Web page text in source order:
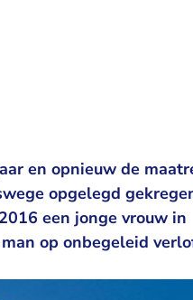
en opnieuw de
opgelegd
een jonge vrouw in
op onbegeleid